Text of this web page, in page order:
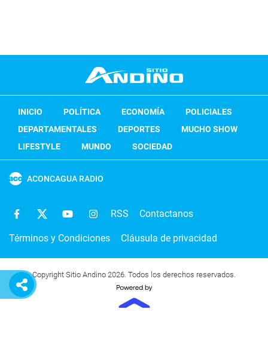
INICIO POLÍTICA ECONOMÍA
POLICIALES
DEPARTAMENTALES
DEPORTES
MUCHO SHOW
LIFESTYLE
MUNDO SOCIEDAD
ACONCAGUA RADIO
RSS Contactanos
Términos y Condiciones Cláusula de privacidad
Copyright Sitio Andino 2026. Todos los derechos reservados.